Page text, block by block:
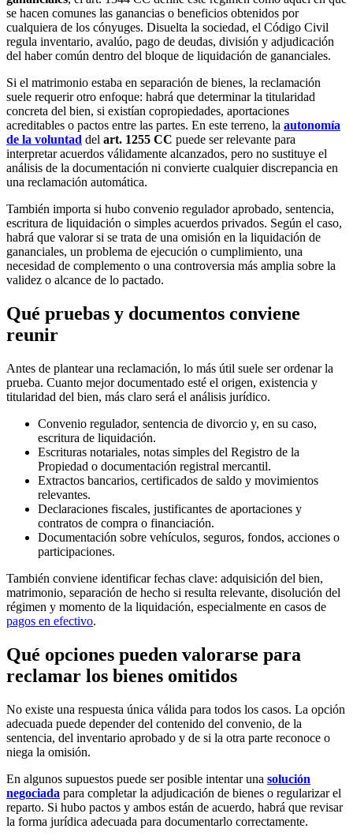
se hacen comunes las ganancias o beneficios obtenidos por
cualquiera de los cónyuges. Disuelta la sociedad, el Código Civil
regula inventario, avalúo, pago de deudas, división y adjudicación
del haber común dentro del bloque de liquidación de gananciales.
Si el matrimonio estaba en separación de bienes, la reclamación
suele requerir otro enfoque: habrá que determinar la titularidad
concreta del bien, si existían copropiedades, aportaciones
acreditables o pactos entre las partes. En este terreno, la autonomía
de la voluntad del art. 1255 CC puede ser relevante para
interpretar acuerdos válidamente alcanzados, pero no sustituye el
análisis de la documentación ni convierte cualquier discrepancia en
una reclamación automática.
También importa si hubo convenio regulador aprobado, sentencia,
escritura de liquidación o simples acuerdos privados. Según el caso,
habrá que valorar si se trata de una omisión en la liquidación de
gananciales, un problema de ejecución o cumplimiento, una
necesidad de complemento o una controversia más amplia sobre la
validez o alcance de lo pactado.
Qué pruebas y documentos conviene
reunir
Antes de plantear una reclamación, lo más útil suele ser ordenar la
prueba. Cuanto mejor documentado esté el origen, existencia y
titularidad del bien, más claro será el análisis jurídico.
Convenio regulador, sentencia de divorcio y, en su caso,
escritura de liquidación.
Escrituras notariales, notas simples del Registro de la
Propiedad o documentación registral mercantil.
Extractos bancarios, certificados de saldo y movimientos
relevantes.
Declaraciones fiscales, justificantes de aportaciones y
contratos de compra o financiación.
Documentación sobre vehículos, seguros, fondos, acciones o
participaciones.
También conviene identificar fechas clave: adquisición del bien,
matrimonio, separación de hecho si resulta relevante, disolución del
régimen y momento de la liquidación, especialmente en casos de
pagos en efectivo.
Qué opciones pueden valorarse para
reclamar los bienes omitidos
No existe una respuesta única válida para todos los casos. La opción
adecuada puede depender del contenido del convenio, de la
sentencia, del inventario aprobado y de si la otra parte reconoce o
niega la omisión.
En algunos supuestos puede ser posible intentar una solución
negociada para completar la adjudicación de bienes o regularizar el
reparto. Si hubo pactos y ambos están de acuerdo, habrá que revisar
la forma jurídica adecuada para documentarlo correctamente.